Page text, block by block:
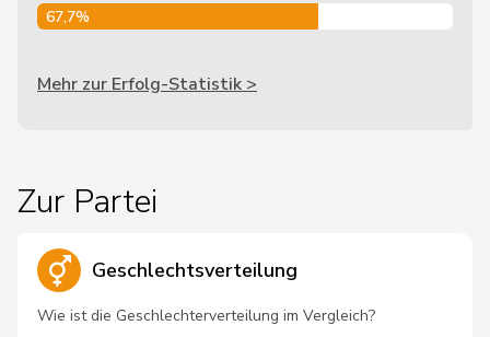
67,7%
Mehr zur Erfolg-Statistik >
Zur Partei
Geschlechtsverteilung
Wie ist die Geschlechterverteilung im Vergleich?